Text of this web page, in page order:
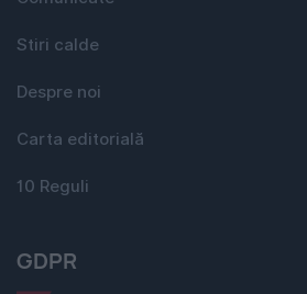
Stiri calde
Despre noi
Carta editorială
10 Reguli
GDPR